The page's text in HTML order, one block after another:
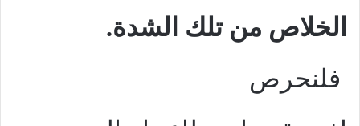
الخلاص من تلك الشدة.
فلنحرص